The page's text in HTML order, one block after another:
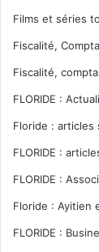
Films et séries
Fiscalité,
Fiscalité,
FLORIDE :
Floride : articles
FLORIDE :
FLORIDE :
Floride : Ayitien
FLORIDE :